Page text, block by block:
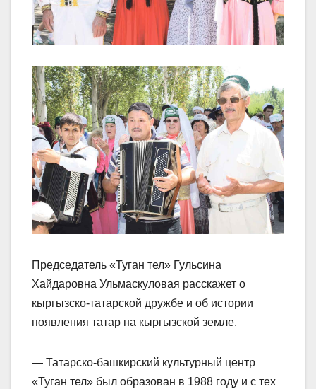
Председатель «Туган тел» Гульсина
Хайдаровна Ульмаскуловая расскажет о
кыргызско-татарской дружбе и об истории
появления татар на кыргызской земле.
— Татарско-башкирский культурный центр
«Туган тел» был образован в 1988 году и с тех